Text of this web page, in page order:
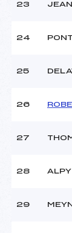
23
24
25
26
27
28 ALPY
29